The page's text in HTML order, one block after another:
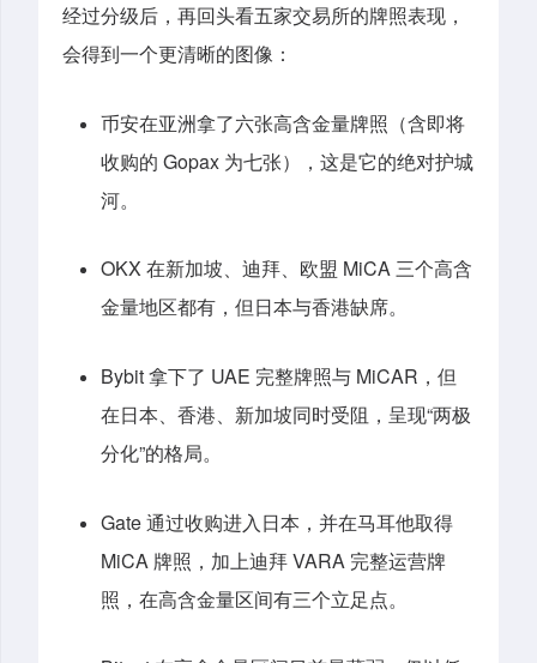
经过分级后，再回头看五家交易所的牌照表现，
会得到一个更清晰的图像：
币安在亚洲拿了六张高含金量牌照（含即将
收购的 Gopax 为七张），这是它的绝对护城
河。
OKX 在新加坡、迪拜、欧盟 MiCA 三个高含
金量地区都有，但日本与香港缺席。
Bybit 拿下了 UAE 完整牌照与 MiCAR，但
在日本、香港、新加坡同时受阻，呈现“两极
分化”的格局。
Gate 通过收购进入日本，并在马耳他取得
MiCA 牌照，加上迪拜 VARA 完整运营牌
照，在高含金量区间有三个立足点。